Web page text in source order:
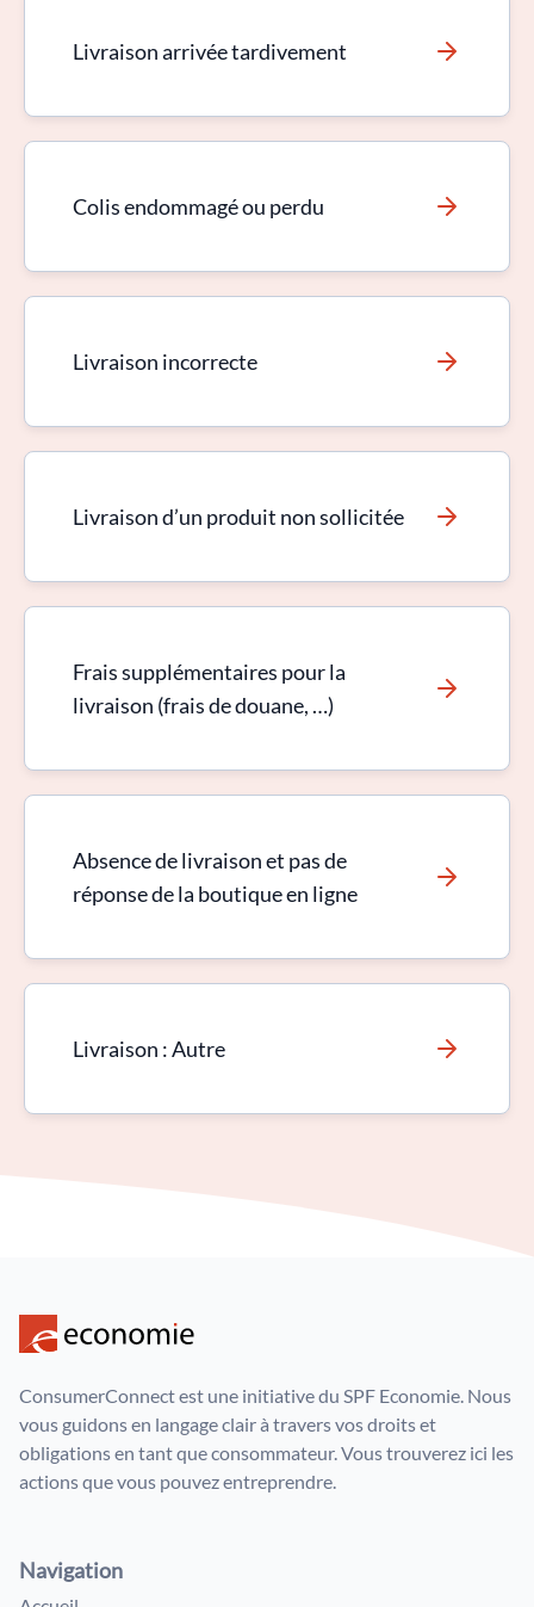
Livraison arrivée tardivement
Colis endommagé ou perdu
Livraison incorrecte
Livraison d’un produit non sollicitée
Frais supplémentaires pour la
livraison (frais de douane, …)
Absence de livraison et pas de
réponse de la boutique en ligne
Livraison : Autre
ConsumerConnect est une initiative du SPF Economie. Nous
vous guidons en langage clair à travers vos droits et
obligations en tant que consommateur. Vous trouverez ici les
actions que vous pouvez entreprendre.
Navigation